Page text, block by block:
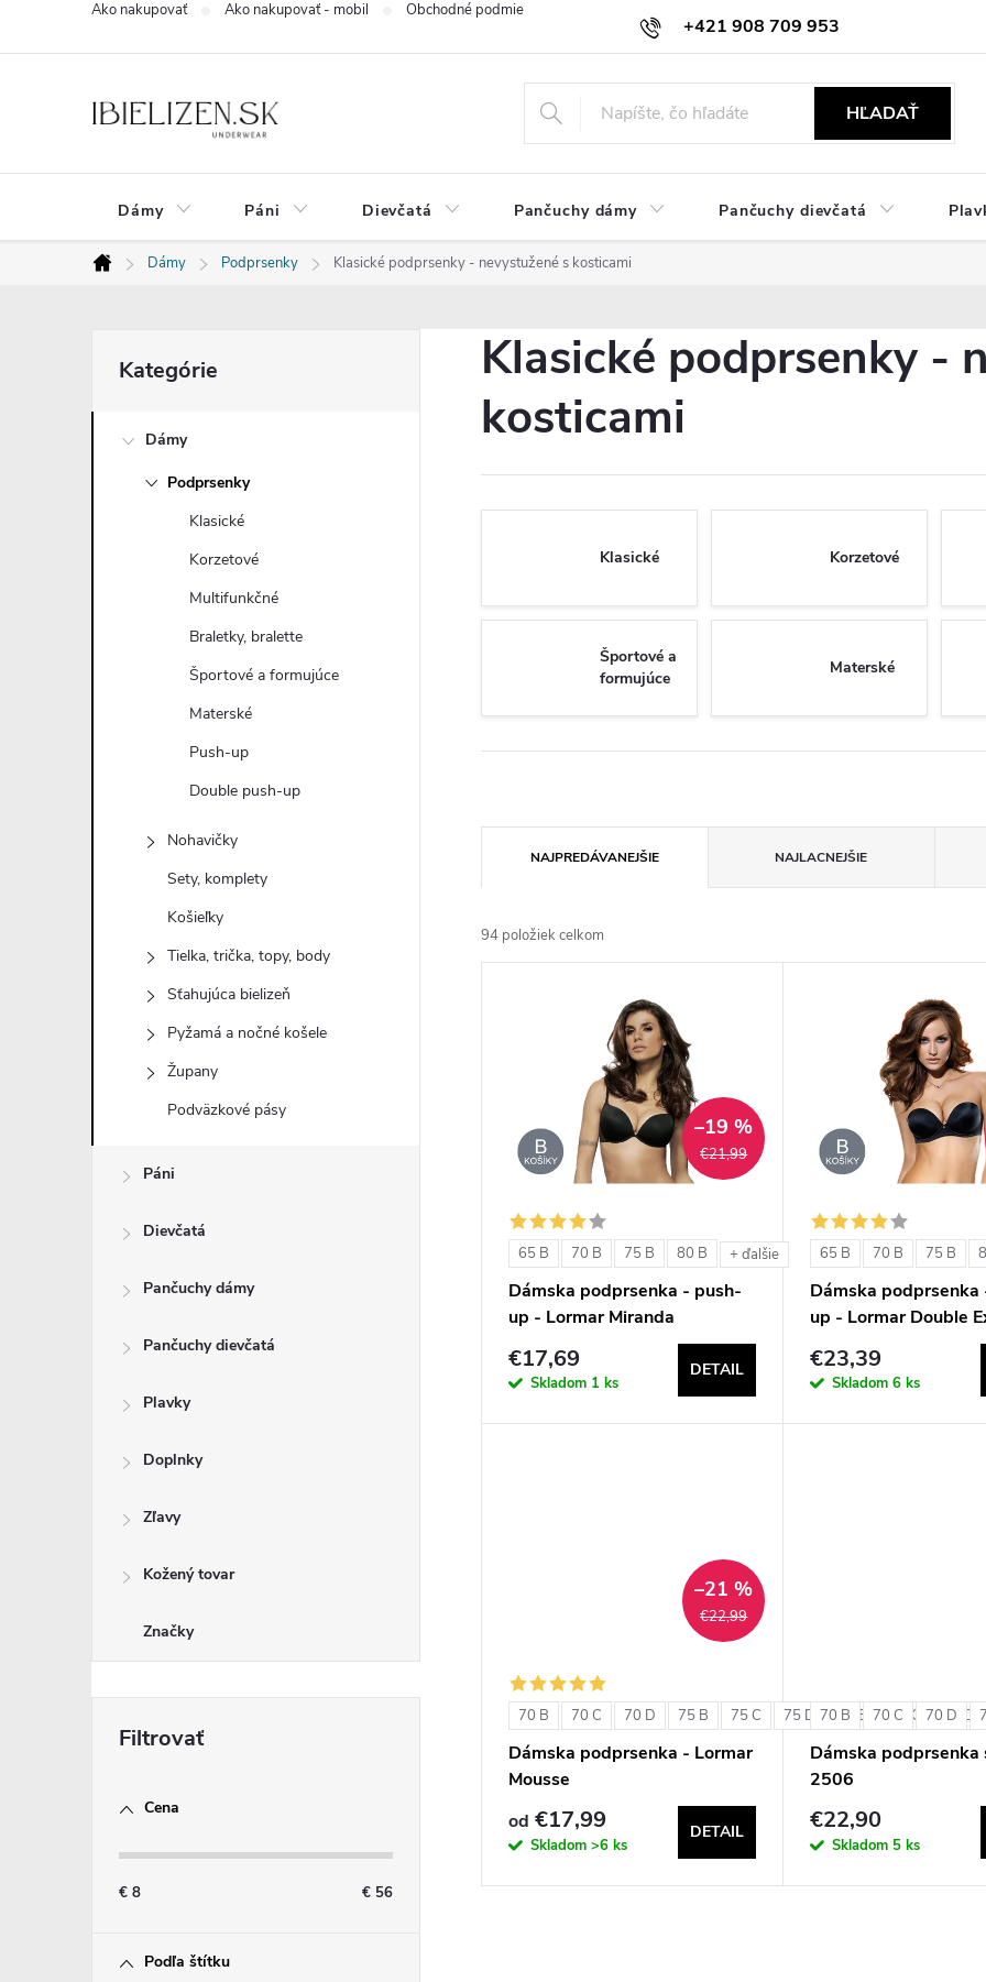
+421 908 709 953
objednavky@ibielizen.sk
Ako nakupovať Ako nakupovať - mobil Obchodné podmienky
HĽADAŤ
Dámy Páni Dievčatá Pančuchy dámy Pančuchy dievčatá
Domov
Dámy Podprsenky Klasické podprsenky - nevystužené s kosticami
o
kategórie
Kategórie
Dámy
Podprsenky
Klasické
Korzetové
Multifunkčné
Braletky, bralette
Športové a formujúce
Materské
Push-up
Double push-up
Nohavičky
Sety, komplety
Košieľky
Tielka, trička, topy, body
Sťahujúca bielizeň
Pyžamá a nočné košele
Župany
Podväzkové pásy
Páni
Dievčatá
Pančuchy dámy
Pančuchy dievčatá
Plavky
Doplnky
Zľavy
Kožený tovar
Značky
Cena
€ 8 € 56
Podľa štítku
Klasické podprsenky -
kosticami
Klasické Korzetové
Športové a
formujúce
Materské
a
d
NAJPREDÁVANEJŠIE NAJLACNEJŠIE
94 položiek celkom
d
€21,99
–19 %
65 B 70 B 75 B 80 B + ďalšie
Dámska podprsenka - push-
up - Lormar Miranda
€17,69
Skladom 1 ks
DETAIL
65 B 70 B 75 B
Dámska podprsenka
up - Lormar Double
€23,39
Skladom6 ks
€22,99
–21 %
70 B 70 C 70 D 75 B 75 C 75 D 80 B 80 C 80 D
Dámska podprsenka - Lormar
Mousse
od €17,99
Skladom >6 ks
DETAIL
70 B 70 C 70 D
Dámska podprsenka
2506
€22,90
Skladom 5 ks